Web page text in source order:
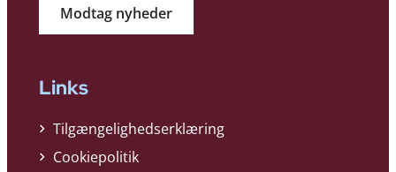
Modtag nyheder
Links
Tilgængelighedserklæring
Cookiepolitik